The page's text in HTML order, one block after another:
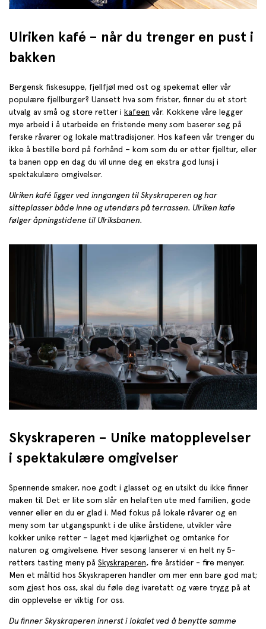
Ulriken kafé – når du trenger en pust i
bakken
Bergensk fiskesuppe, fjellfjøl med ost og spekemat eller vår
populære fjellburger? Uansett hva som frister, finner du et stort
utvalg av små og store retter i kafeen vår. Kokkene våre legger
mye arbeid i å utarbeide en fristende meny som baserer seg på
ferske råvarer og lokale mattradisjoner. Hos kafeen vår trenger du
ikke å bestille bord på forhånd – kom som du er etter fjelltur, eller
ta banen opp en dag du vil unne deg en ekstra god lunsj i
spektakulære omgivelser.
Ulriken kafé ligger ved inngangen til Skyskraperen og har
sitteplasser både inne og utendørs på terrassen. Ulriken kafe
følger åpningstidene til Ulriksbanen.
Skyskraperen – Unike matopplevelser
i spektakulære omgivelser
Spennende smaker, noe godt i glasset og en utsikt du ikke finner
maken til. Det er lite som slår en helaften ute med familien, gode
venner eller en du er glad i. Med fokus på lokale råvarer og en
meny som tar utgangspunkt i de ulike årstidene, utvikler våre
kokker unike retter – laget med kjærlighet og omtanke for
naturen og omgivelsene. Hver sesong lanserer vi en helt ny 5-
retters tasting meny på Skyskraperen, fire årstider - fire menyer.
Men et måltid hos Skyskraperen handler om mer enn bare god mat;
som gjest hos oss, skal du føle deg ivaretatt og være trygg på at
din opplevelse er viktig for oss.
Du finner Skyskraperen innerst i lokalet ved å benytte samme